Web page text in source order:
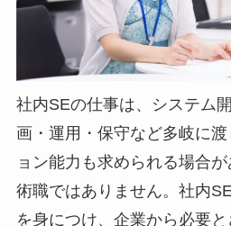
社内SEの仕事は、システム
画・運用・保守など多岐に
ョン能力も求められる場合
術職ではありません。社内
を身につけ、企業から必要